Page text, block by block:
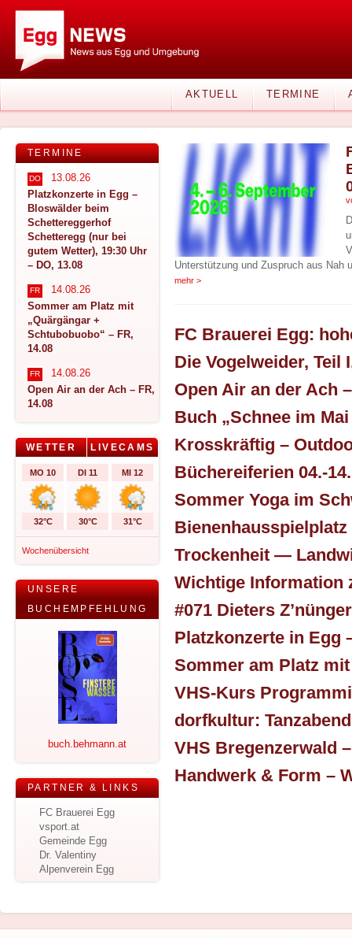
AKTUELL TERMINE
TERMINE
DO
13.08.26
Platzkonzerte in Egg –
Bloswälder beim
Schettereggerhof
Schetteregg (nur bei
gutem Wetter), 19:30 Uhr
– DO, 13.08
FR
14.08.26
Sommer am Platz mit
„Quärgängar +
Schtubobuobo“ – FR,
14.08
FR
14.08.26
Open Air an der Ach – FR,
14.08
WETTER LIVECAMS
MO 10
32°C
DI 11
30°C
MI 12
31°C
Wochenübersicht
UNSERE
BUCHEMPFEHLUNG
buch.behmann.at
PARTNER & LINKS
FC Brauerei Egg
vsport.at
Gemeinde Egg
Dr. Valentiny
Alpenverein Egg
Unterstützung und Zuspruch aus Nah
mehr >